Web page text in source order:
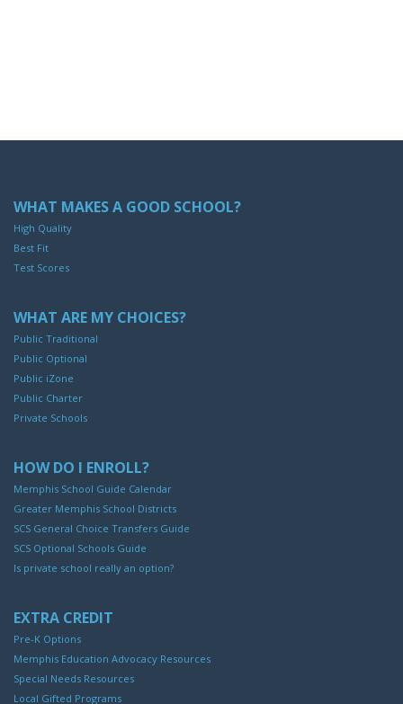
WHAT MAKES A GOOD SCHOOL?
High Quality
Best Fit
Test Scores
WHAT ARE MY CHOICES?
Public Traditional
Public Optional
Public iZone
Public Charter
Private Schools
HOW DO I ENROLL?
Memphis School Guide Calendar
Greater Memphis School Districts
SCS General Choice Transfers Guide
SCS Optional Schools Guide
Is private school really an option?
EXTRA CREDIT
Pre-K Options
Memphis Education Advocacy Resources
Special Needs Resources
Local Gifted Programs